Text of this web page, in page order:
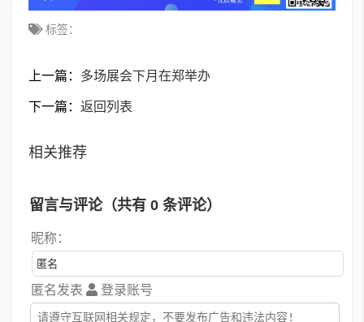
标签：
上一篇： 多场展会下月在郑举办
下一篇： 返回列表
相关推荐
留言与评论（共有 0 条评论）
昵称：
匿名发表 登录账号